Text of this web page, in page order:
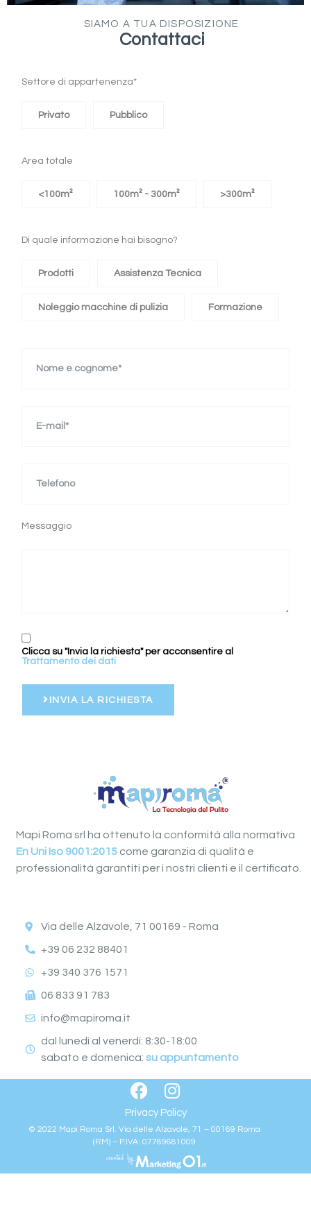
SIAMO A TUA DISPOSIZIONE
Contattaci
Settore di appartenenza*
Privato Pubblico
Area totale
<100m² 100m² - 300m² >300m²
Di quale informazione hai bisogno?
Prodotti Assistenza Tecnica
Noleggio macchine di pulizia Formazione
Messaggio
Clicca su "Invia la richiesta" per acconsentire al
Trattamento dei dati
INVIA LA RICHIESTA
Mapi Roma srl ha ottenuto la conformità alla normativa
En Uni Iso 9001:2015come garanzia di qualità e
professionalità garantiti per i nostri clienti e il certificato.
Via delle Alzavole, 71 00169 - Roma
+39 06 232 88401
+39 340 376 1571
06 833 91 783
info@mapiroma.it
dal lunedì al venerdì: 8:30-18:00
sabato e domenica:su appuntamento
Privacy Policy
© 2022 Mapi Roma Srl. Via delle Alzavole, 71 – 00169 Roma
(RM) – P.IVA: 07789681009